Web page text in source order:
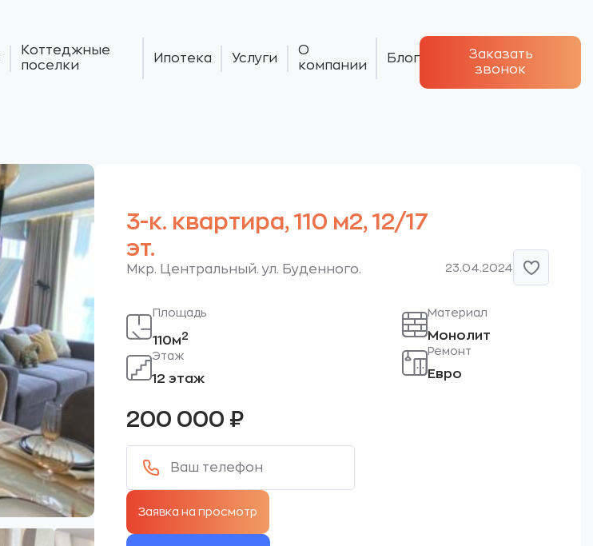
Коттеджные
поселки
Ипотека Услуги
О
компании
Блог
Заказать
звонок
3-к. квартира, 110 м2, 12/17
эт.
Мкр. Центральный. ул. Буденного. 23.04.2024
Площадь
110м2
Этаж
12 этаж
Материал
Монолит
Ремонт
Евро
200 000 ₽